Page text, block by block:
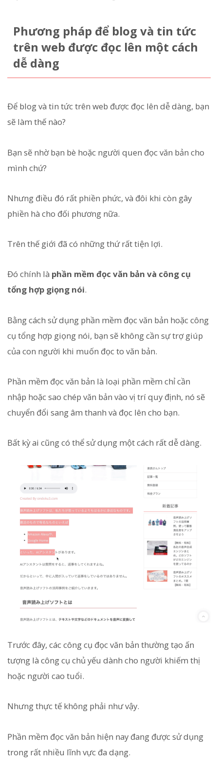
Phương pháp để blog và tin tức
trên web được đọc lên một cách
dễ dàng
Để blog và tin tức trên web được đọc lên dễ dàng, bạn
sẽ làm thế nào?
Bạn sẽ nhờ bạn bè hoặc người quen đọc văn bản cho
mình chứ?
Nhưng điều đó rất phiền phức, và đôi khi còn gây
phiền hà cho đối phương nữa.
Trên thế giới đã có những thứ rất tiện lợi.
Đó chính là phần mềm đọc văn bản và công cụ
tổng hợp giọng nói.
Bằng cách sử dụng phần mềm đọc văn bản hoặc công
cụ tổng hợp giọng nói, bạn sẽ không cần sự trợ giúp
của con người khi muốn đọc to văn bản.
Phần mềm đọc văn bản là loại phần mềm chỉ cần
nhập hoặc sao chép văn bản vào vị trí quy định, nó sẽ
chuyển đổi sang âm thanh và đọc lên cho bạn.
Bất kỳ ai cũng có thể sử dụng một cách rất dễ dàng.
Trước đây, các công cụ đọc văn bản thường tạo ấn
tượng là công cụ chủ yếu dành cho người khiếm thị
hoặc người cao tuổi.
Nhưng thực tế không phải như vậy.
Phần mềm đọc văn bản hiện nay đang được sử dụng
trong rất nhiều lĩnh vực đa dạng.